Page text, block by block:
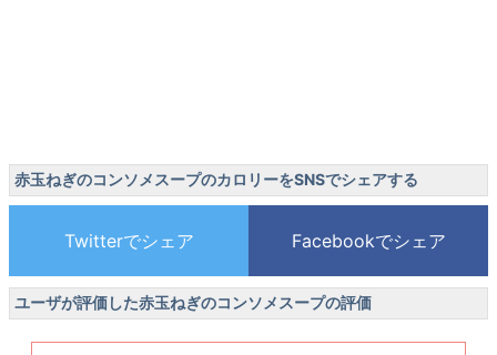
赤玉ねぎのコンソメスープのカロリーをSNSでシェアする
ユーザが評価した赤玉ねぎのコンソメスープの評価